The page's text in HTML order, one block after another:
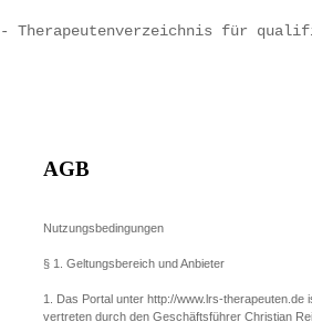
- Therapeutenverzeichnis für
AGB
Nutzungsbedingungen
§ 1. Geltungsbereich und Anbieter
1. Das Portal unter http://www.lrs-
vertreten durch den Geschäftsführer Christian